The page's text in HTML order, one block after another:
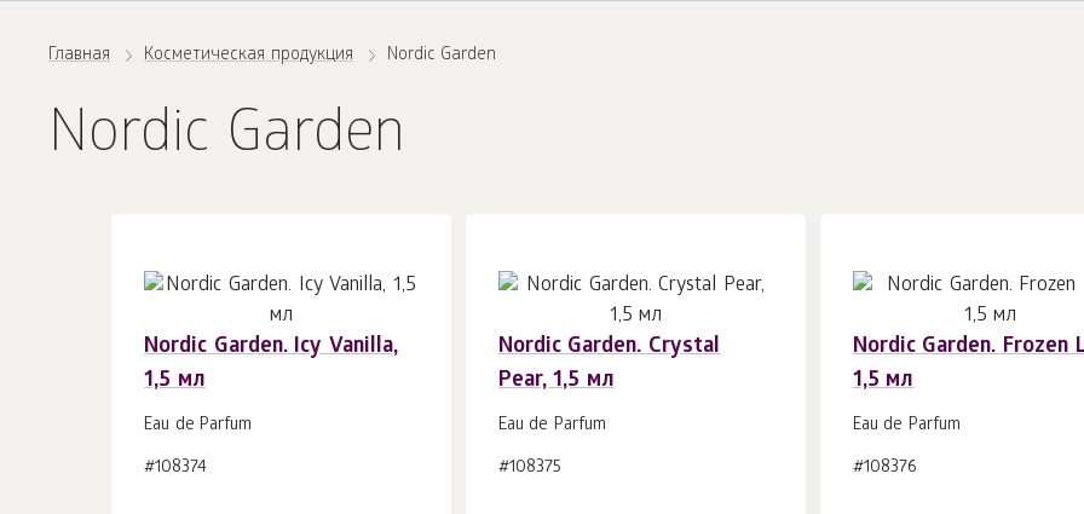
Главная Косметическая продукция Nordic Garden
Nordic Garden
Nordic Garden. Icy Vanilla,
1,5 мл
Eau de Parfum
#108374
Nordic Garden. Crystal
Pear, 1,5 мл
Eau de Parfum
#108375
Nordic Garden. Frozen
1,5 мл
Eau de Parfum
#108376